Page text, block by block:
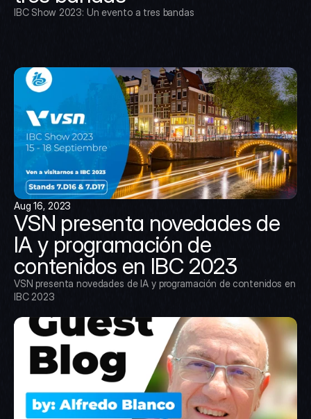
IBC Show 2023: Un evento a tres bandas
Aug 16, 2023
VSN presenta novedades de
IA y programación de
contenidos en IBC 2023
VSN presenta novedades de IA y programación de contenidos en
IBC 2023